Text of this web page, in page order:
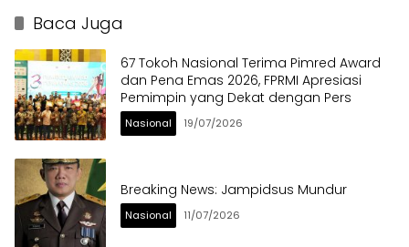
Baca Juga
67 Tokoh Nasional Terima Pimred Award
dan Pena Emas 2026, FPRMI Apresiasi
Pemimpin yang Dekat dengan Pers
Nasional 19/07/2026
Breaking News: Jampidsus Mundur
Nasional 11/07/2026